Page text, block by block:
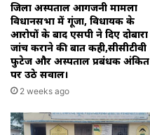
जिला अस्पताल आगजनी मामला
विधानसभा में गूंजा, विधायक के
आरोपों के बाद एसपी ने दिए दोबारा
जांच कराने की बात कही,सीसीटीवी
फुटेज और अस्पताल प्रबंधक अंकित
पर उठे सवाल।
2 weeks ago